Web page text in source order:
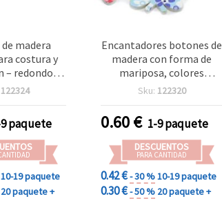
madera
costura y
– redondos
mm, grosor
10 para
y
122324
paquete
10-19 paquete
20 paquete +
Encantadores botones de
madera con forma de
mariposa, colores
surtidos, 28,5 x 21 x 3 mm,
10 para manualidades y
decoración
Sku: 122320
0.60€ 1-9 paquete
DESCUENTOS
PARA CANTIDAD
0.42 €- 30 %10-19 paquete
0.30 €- 50 % 20 paquete +